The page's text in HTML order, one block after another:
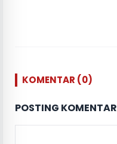
KOMENTAR (0)
POSTING KOMENTAR